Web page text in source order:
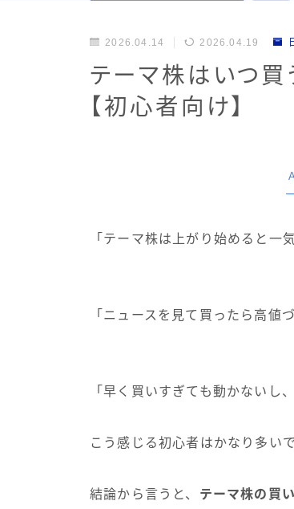
2026.04.14 2026.04.19
テーマ株はいつ買
【初心者向け】
「テーマ株は上がり始めると一
「ニュースを見て買ったら高値
「早く買いすぎても動かないし
こう感じる初心者はかなり多いで
結論から言うと、 テーマ株の買